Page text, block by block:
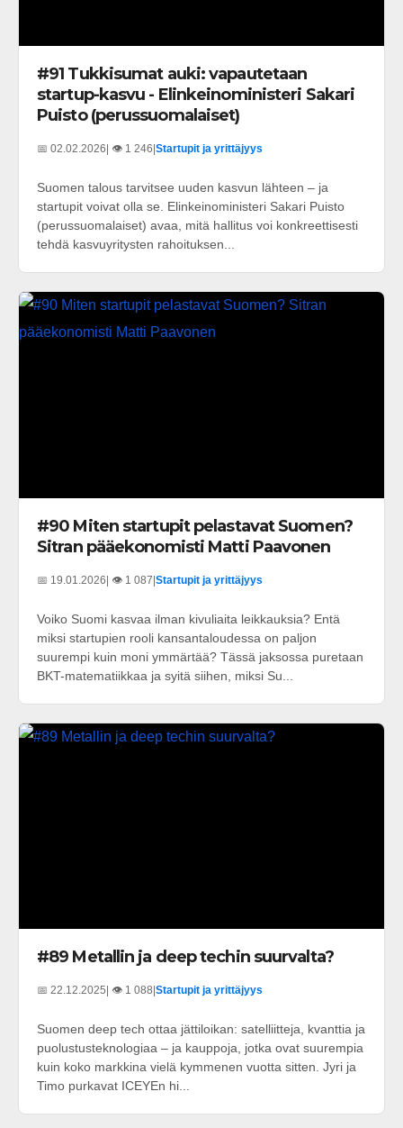
#91 Tukkisumat auki: vapautetaan
startup-kasvu - Elinkeinoministeri Sakari
Puisto (perussuomalaiset)
📅 02.02.2026 | 👁️ 1 246 Startupit ja yrittäjyys
Suomen talous tarvitsee uuden kasvun lähteen – ja
startupit voivat olla se. Elinkeinoministeri Sakari Puisto
(perussuomalaiset) avaa, mitä hallitus voi konkreettisesti
tehdä kasvuyritysten rahoituksen...
#90 Miten startupit pelastavat Suomen?
Sitran pääekonomisti Matti Paavonen
📅 19.01.2026| 👁️ 1 087|Startupit ja yrittäjyys
Voiko Suomi kasvaa ilman kivuliaita leikkauksia? Entä
miksi startupien rooli kansantaloudessa on paljon
suurempi kuin moni ymmärtää? Tässä jaksossa puretaan
BKT-matematiikkaa ja syitä siihen, miksi Su...
#89 Metallin ja deep techin suurvalta?
📅 22.12.2025 | 👁️ 1 088 Startupit ja yrittäjyys
Suomen deep tech ottaa jättiloikan: satelliitteja, kvanttia ja
puolustusteknologiaa – ja kauppoja, jotka ovat suurempia
kuin koko markkina vielä kymmenen vuotta sitten. Jyri ja
Timo purkavat ICEYEn hi...